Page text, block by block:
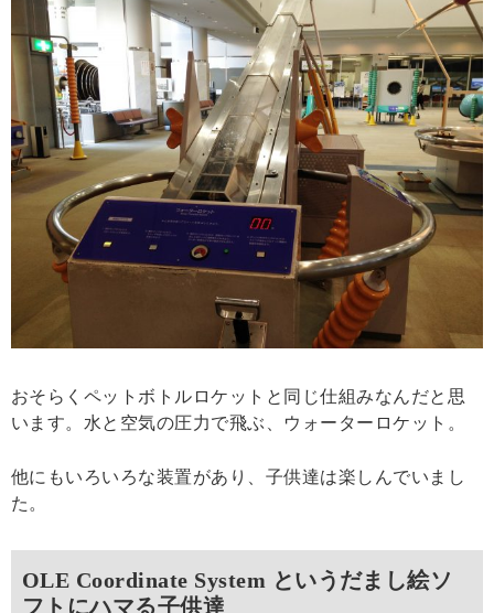
おそらくペットボトルロケットと同じ仕組みなんだと思
います。水と空気の圧力で飛ぶ、ウォーターロケット。
他にもいろいろな装置があり、子供達は楽しんでいまし
た。
OLE Coordinate System というだまし絵ソ
フトにハマる子供達